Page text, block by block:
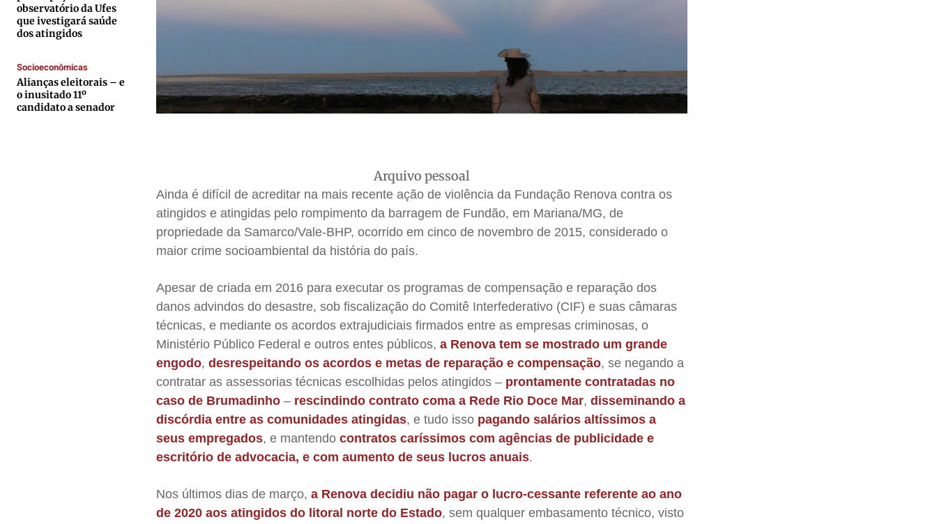
Quem Somos
Expediente
Anuncie
Termos de Uso
Quem Somos
Expediente
Anuncie
Termos de Uso
Quem Somos
Expediente
Anuncie
Termos de Uso
Quem Somos
Expediente
Anuncie
Termos de Uso
observatório da Ufes
que ivestigará saúde
dos atingidos
Socioeconômicas
Alianças eleitorais – e
o inusitado 11º
candidato a senador
Arquivo pessoal
Ainda é difícil de acreditar na mais recente ação de violência da Fundação Renova contra os
atingidos e atingidas pelo rompimento da barragem de Fundão, em Mariana/MG, de
propriedade da Samarco/Vale-BHP, ocorrido em cinco de novembro de 2015, considerado o
maior crime socioambiental da história do país.
Apesar de criada em 2016 para executar os programas de compensação e reparação dos
danos advindos do desastre, sob fiscalização do Comitê Interfederativo (CIF) e suas câmaras
técnicas, e mediante os acordos extrajudiciais firmados entre as empresas criminosas, o
Ministério Público Federal e outros entes públicos,a Renova tem se mostrado um grande
engodo,desrespeitando os acordos e metas de reparação e compensação, se negando a
contratar as assessorias técnicas escolhidas pelos atingidos – prontamente contratadas no
caso de Brumadinho – rescindindo contrato coma a Rede Rio Doce Mar,disseminando a
discórdia entre as comunidades atingidas, e tudo isso pagando salários altíssimos a
seus empregados, e mantendocontratos caríssimos com agências de publicidade e
escritório de advocacia, e com aumento de seus lucros anuais.
Nos últimos dias de março,a Renova decidiu não pagar o lucro-cessante referente ao ano
de 2020 aos atingidos do litoral norte do Estado, sem qualquer embasamento técnico, visto